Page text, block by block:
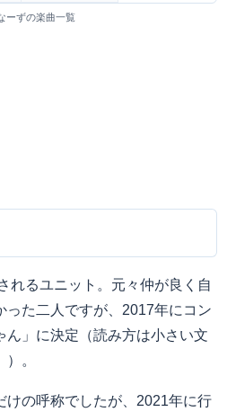
ーずの楽曲一覧
れるユニット。元々仲が良く自
った二人ですが、2017年にコン
ん」に決定（読み方は小さい文
。
けの呼称でしたが、2021年に行